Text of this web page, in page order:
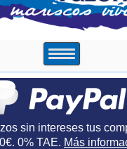
sin intereses tus
0% TAE. Más